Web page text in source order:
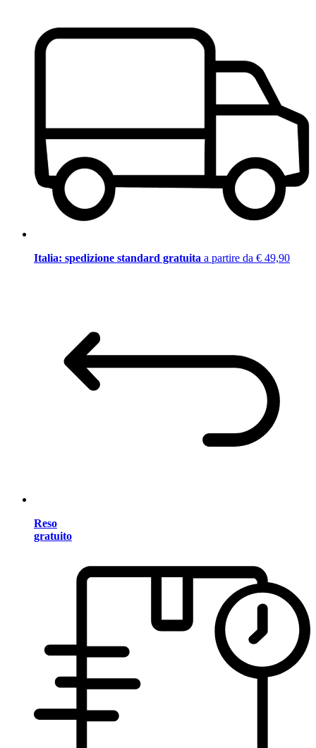
Italia: spedizione standard gratuita a partire da € 49,90
Reso
gratuito